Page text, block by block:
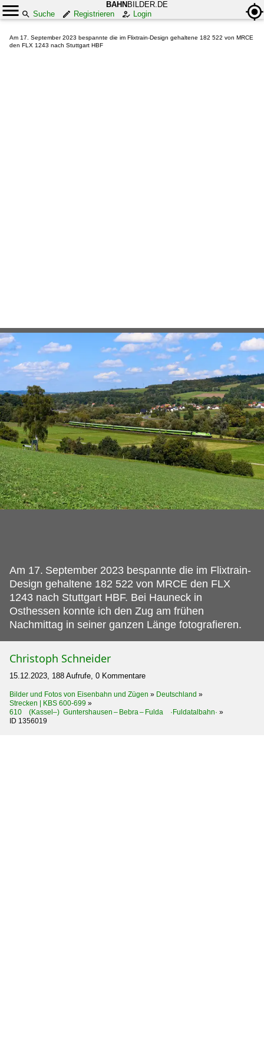
BAHN BILDER.DE
Suche
Registrieren Login
Am 17. September 2023 bespannte die im Flixtrain-Design gehaltene 182 522 von MRCE
den FLX 1243 nach Stuttgart HBF
Am 17. September 2023 bespannte die im Flixtrain-
Design gehaltene 182 522 von MRCE den FLX
1243 nach Stuttgart HBF. Bei Hauneck in
Osthessen konnte ich den Zug am frühen
Nachmittag in seiner ganzen Länge fotografieren.
Christoph Schneider
15.12.2023, 188 Aufrufe, 0 Kommentare
Bilder und Fotos von Eisenbahn und Zügen » Deutschland »
Strecken | KBS 600-699 »
610 (Kassel–) Guntershausen – Bebra – Fulda ·Fuldatalbahn· »
ID 1356019